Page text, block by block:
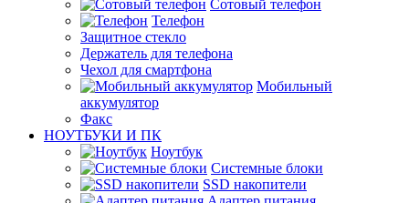
Сотовый телефон
Телефон
Защитное стекло
Держатель для телефона
Чехол для смартфона
Мобильный
аккумулятор
Факс
НОУТБУКИ И ПК
Ноутбук
Системные блоки
SSD накопители